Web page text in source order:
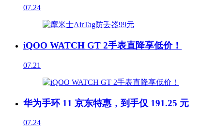
07.24
iQOO WATCH GT 2手表直降享低价！
07.21
华为手环 11 京东特惠，到手仅 191.25 元
07.24